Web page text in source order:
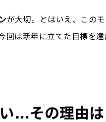
が大切。とはいえ、この
回は新年に立てた目標を
…その理由は